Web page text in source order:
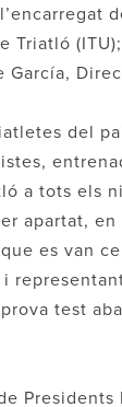
García,
del
a tots els
apartat, en
es van
test